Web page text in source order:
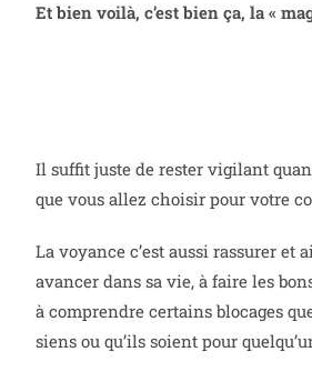
Et bien voilà, c’est bien ça, la «
Il suffit juste de rester vigilant
que vous allez choisir pour votre
La voyance c’est aussi rassurer et
avancer dans sa vie, à faire les
à comprendre certains blocages
siens ou qu’ils soient pour